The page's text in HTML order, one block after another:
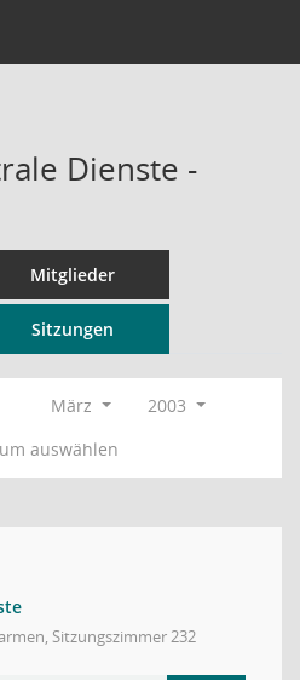
Dienste -
Mitglieder
Sitzungen
März
2003
auswählen
Sitzungszimmer 232